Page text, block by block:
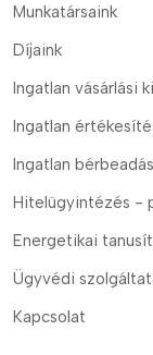
Munkatársaink
Díjaink
Ingatlan vásárlási
Ingatlan
Ingatlan bérbeadás
Hitelügyintézés -
Energetikai
Ügyvédi
Kapcsolat